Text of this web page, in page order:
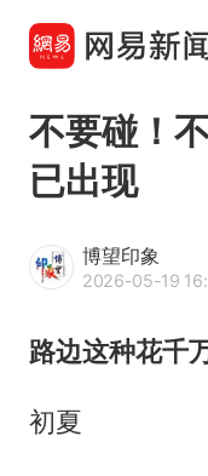
不要碰！
已出现
博望印象
2026-05-19
路边这种花千
初夏